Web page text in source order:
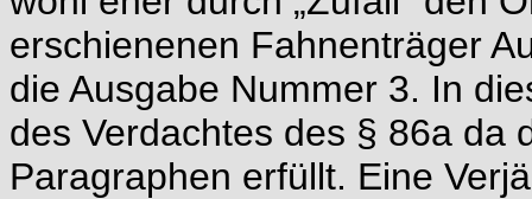
erschienenen Fahnenträger
die Ausgabe Nummer 3. In
des Verdachtes des § 86a da
Paragraphen erfüllt. Eine